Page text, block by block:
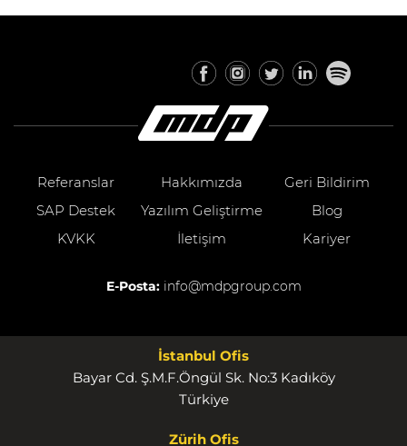
Referanslar Hakkımızda
Geri Bildirim
SAP Destek
Yazılım Geliştirme
Blog
KVKK
İletişim Kariyer
E-Posta: info@mdpgroup.com
İstanbul Ofis
Bayar Cd. Ş.M.F.Öngül Sk. No:3 Kadıköy
Türkiye
Zürih Ofis